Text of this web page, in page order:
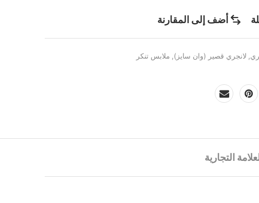
أضف إلى المقارنة
, لانجري قصير (وان سايز), ملابس تنكر
التجارية